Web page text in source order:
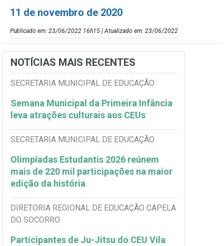
11 de novembro de 2020
Publicado em: 23/06/2022 16h15 | Atualizado em: 23/06/2022
NOTÍCIAS MAIS RECENTES
SECRETARIA MUNICIPAL DE EDUCAÇÃO
Semana Municipal da Primeira Infância
leva atrações culturais aos CEUs
SECRETARIA MUNICIPAL DE EDUCAÇÃO
Olimpíadas Estudantis 2026 reúnem
mais de 220 mil participações na maior
edição da história
DIRETORIA REGIONAL DE EDUCAÇÃO CAPELA
DO SOCORRO
Participantes de Ju-Jitsu do CEU Vila